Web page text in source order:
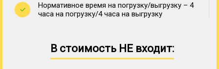
Нормативное время на погрузку/выгрузку – 4
часа на погрузку/4 часа на выгрузку
В стоимость НЕ входит: